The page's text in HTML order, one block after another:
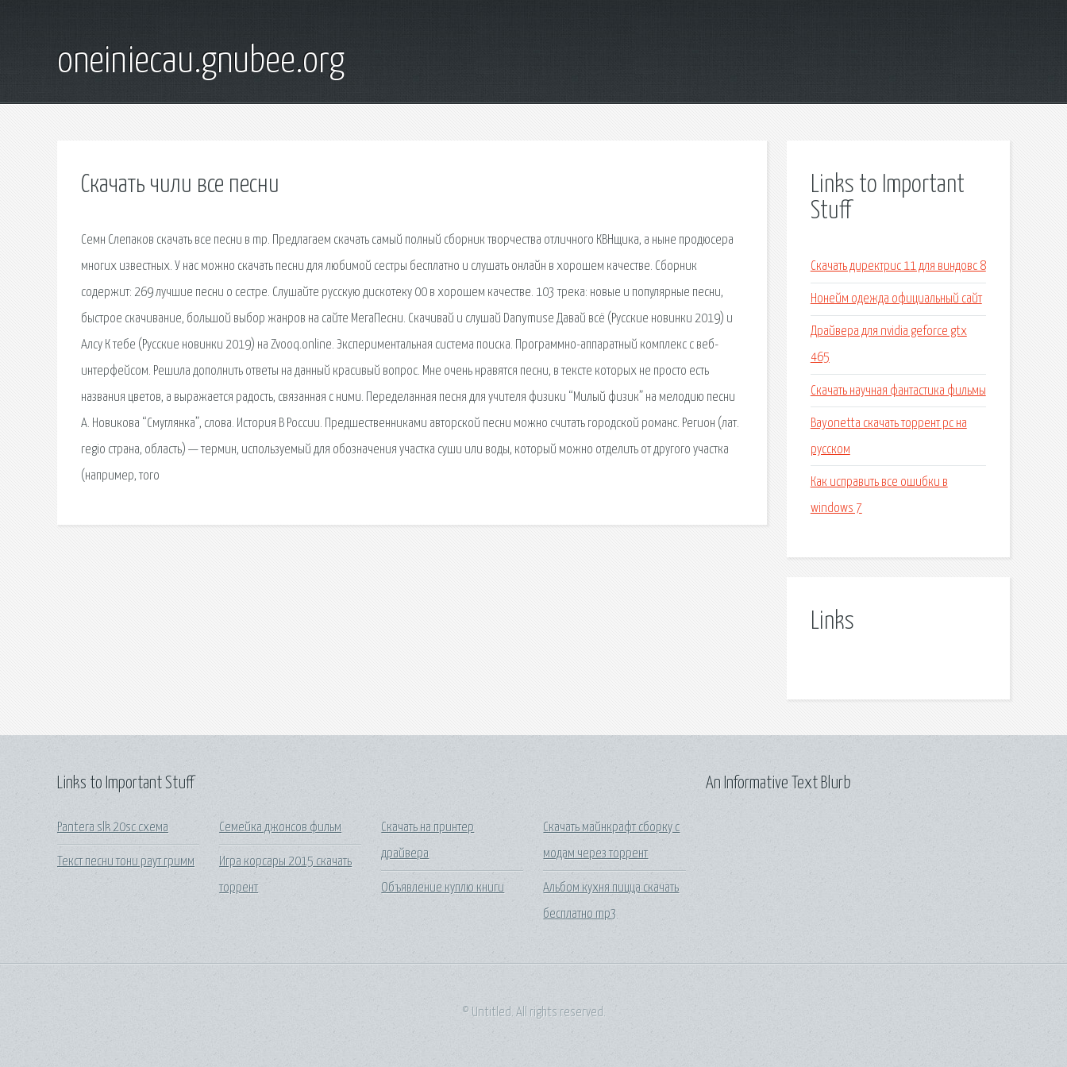
oneiniecau.gnubee.org
Скачать чили все песни
Семн Слепаков скачать все песни в mp. Предлагаем скачать самый полный сборник творчества отличного КВНщика, а ныне продюсера
многих известных. У нас можно скачать песни для любимой сестры бесплатно и слушать онлайн в хорошем качестве. Сборник
содержит: 269 лучшие песни о сестре. Слушайте русскую дискотеку 00 в хорошем качестве. 103 трека: новые и популярные песни,
быстрое скачивание, большой выбор жанров на сайте МегаПесни. Скачивай и слушай Danymuse Давай всё (Русские новинки 2019) и
Алсу К тебе (Русские новинки 2019) на Zvooq.online. Экспериментальная система поиска. Программно-аппаратный комплекс с веб-
интерфейсом. Решила дополнить ответы на данный красивый вопрос. Мне очень нравятся песни, в тексте которых не просто есть
названия цветов, а выражается радость, связанная с ними. Переделанная песня для учителя физики “Милый физик” на мелодию песни
А. Новикова “Смуглянка”, слова. История В России. Предшественниками авторской песни можно считать городской романс. Регион (лат.
regio страна, область) — термин, используемый для обозначения участка суши или воды, который можно отделить от другого участка
(например, того
Links to Important
Stuff
Скачать директрис 11 для виндовс 8
Нонейм одежда официальный сайт
Драйвера для nvidia geforce gtx
465
Скачать научная фантастика фильмы
Bayonetta скачать торрент pc на
русском
Как исправить все ошибки в
windows 7
Links
Links to Important Stuff
Pantera slk 20sc схема
Текст песни тони раут гримм
Семейка джонсов фильм
Игра корсары 2015 скачать
торрент
Скачать на принтер
драйвера
Объявление куплю книги
Скачать майнкрафт сборку с
модам через торрент
Альбом кухня пицца скачать
бесплатно mp3
An Informative Text Blurb
© Untitled. All rights reserved.